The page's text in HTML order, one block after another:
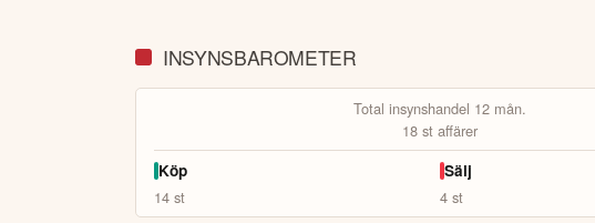
INSYNSBAROMETER
Total insynshandel 12 mån.
18 st affärer
Köp
14 st
Sälj
4 st